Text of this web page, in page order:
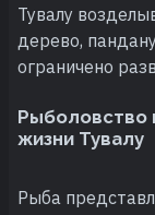
Тувалу
дерево,
ограничено
Рыболовство
жизни Тувалу
Рыба